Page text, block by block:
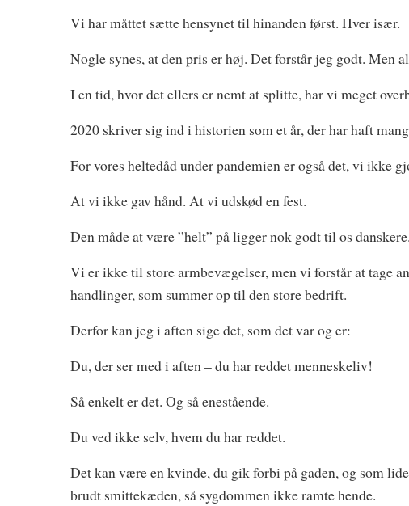
Vi har måttet sætte hensynet til hinanden først. Hver især.
Nogle synes, at den pris er høj. Det forstår jeg godt. Men
I en tid, hvor det ellers er nemt at splitte, har vi meget
2020 skriver sig ind i historien som et år, der har haft
For vores heltedåd under pandemien er også det, vi ikke
At vi ikke gav hånd. At vi udskød en fest.
Den måde at være ”helt” på ligger nok godt til os danskere.
Vi er ikke til store armbevægelser, men vi forstår at tage
handlinger, som summer op til den store bedrift.
Derfor kan jeg i aften sige det, som det var og er:
Du, der ser med i aften – du har reddet menneskeliv!
Så enkelt er det. Og så enestående.
Du ved ikke selv, hvem du har reddet.
Det kan være en kvinde, du gik forbi på gaden, og som
brudt smittekæden, så sygdommen ikke ramte hende.